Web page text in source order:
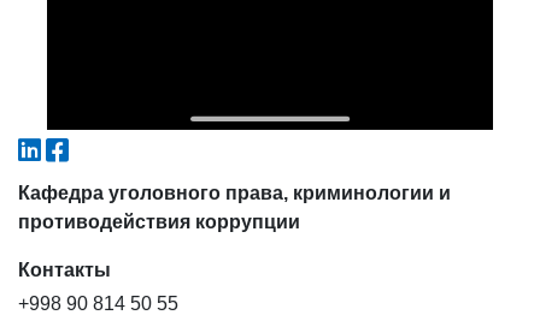
Кафедра уголовного права, криминологии и
противодействия коррупции
Контакты
+998 90 814 50 55